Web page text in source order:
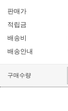
판매가
적립금
배송비
배송안내
구매수량